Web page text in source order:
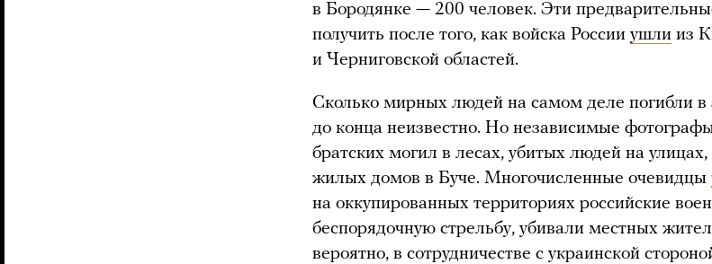
в Бородянке — 200 человек. Эти
получить после того, как войска России ушли из
и Черниговской областей.
Сколько мирных людей на самом деле погибли в
до конца неизвестно. Но независимые
братских могил в лесах, убитых людей на
жилых домов в Буче. Многочисленные очевидцы
на оккупированных территориях российские
беспорядочную стрельбу, убивали местных
вероятно, в сотрудничестве с украинской